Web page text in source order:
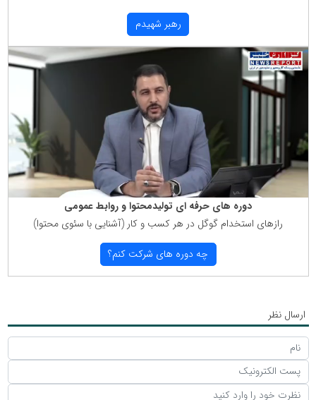
رهبر شهیدم
دوره های حرفه ای تولیدمحتوا و روابط عمومی
رازهای استخدام گوگل در هر كسب و كار (آشنایی با سئوی محتوا)
چه دوره های شركت كنم؟
ارسال نظر